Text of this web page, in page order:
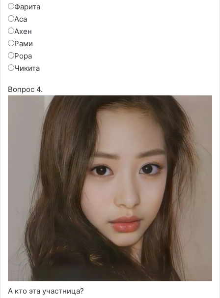
Фарита
Аса
Ахен
Рами
Рора
Чикита
Вопрос 4.
А кто эта участница?